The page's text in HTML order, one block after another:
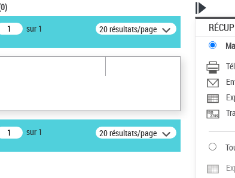
0)
sur 1 20 résultats/page
sur 1 20 résultats/page